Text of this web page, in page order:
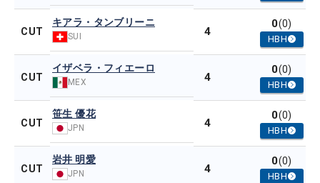
CUT
キアラ・タンブリーニ
SUI 4
0(0)
HBH
CUT
イザベラ・フィエーロ
MEX 4
0(0)
HBH
CUT
笹生 優花
JPN 4
0(0)
HBH
CUT
岩井 明愛
JPN 4
0(0)
HBH